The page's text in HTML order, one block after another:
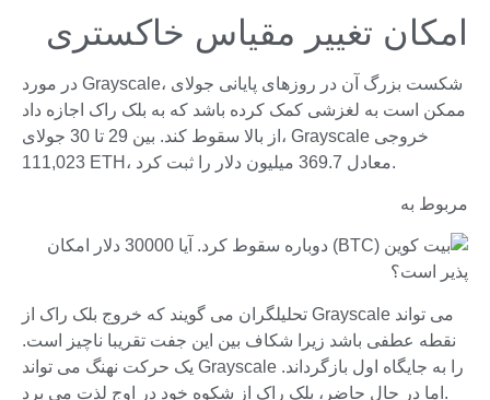
امکان تغییر مقیاس خاکستری
در مورد Grayscale، شکست بزرگ آن در روزهای پایانی جولای
ممکن است به لغزشی کمک کرده باشد که به بلک راک اجازه داد
از بالا سقوط کند. بین 29 تا 30 جولای، Grayscale خروجی
111,023 ETH، معادل 369.7 میلیون دلار را ثبت کرد.
مربوط به
تحلیلگران می گویند که خروج بلک راک از Grayscale می تواند
نقطه عطفی باشد زیرا شکاف بین این جفت تقریبا ناچیز است.
یک حرکت نهنگ می تواند Grayscale را به جایگاه اول بازگرداند.
اما در حال حاضر، بلک راک از شکوه خود در اوج لذت می برد.